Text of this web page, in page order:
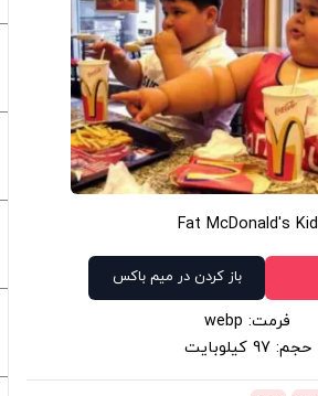
Fat McDonald's Kid
باز کردن در میم باکس
فرمت: webp
حجم: 97 کیلوبایت